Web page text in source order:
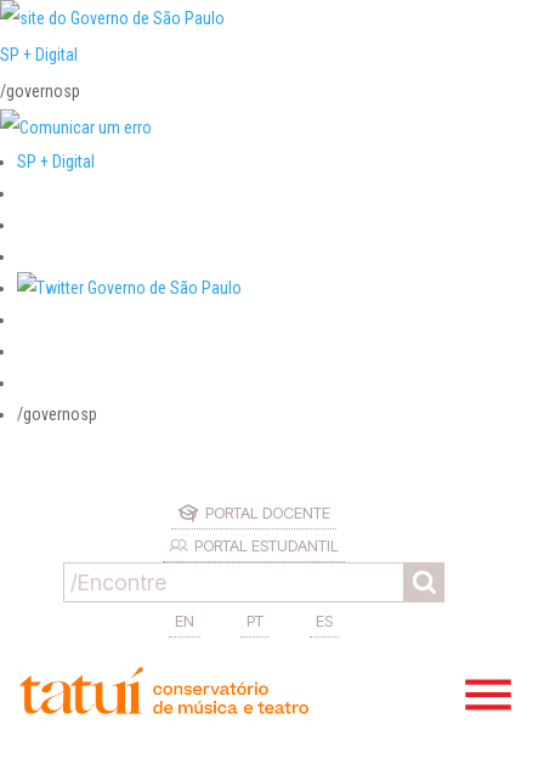
SP + Digital
/governosp
SP + Digital
/governosp
PORTAL DOCENTE
PORTAL ESTUDANTIL
EN PT ES